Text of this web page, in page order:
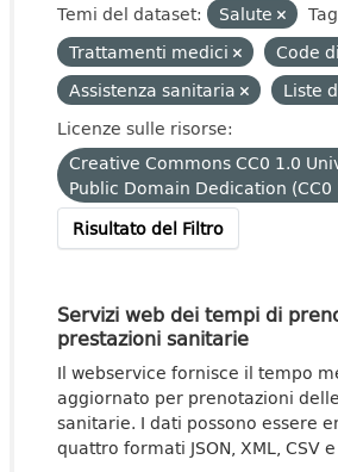
Temi del dataset: Salute
Trattamenti medici
Code
Assistenza sanitaria
Liste
Licenze sulle risorse:
Creative Commons CC0 1.0
Public Domain Dedication (CC0
Risultato del Filtro
Servizi web dei tempi di
prestazioni sanitarie
Il webservice fornisce il tempo
aggiornato per prenotazioni
sanitarie. I dati possono essere
quattro formati JSON, XML, CSV